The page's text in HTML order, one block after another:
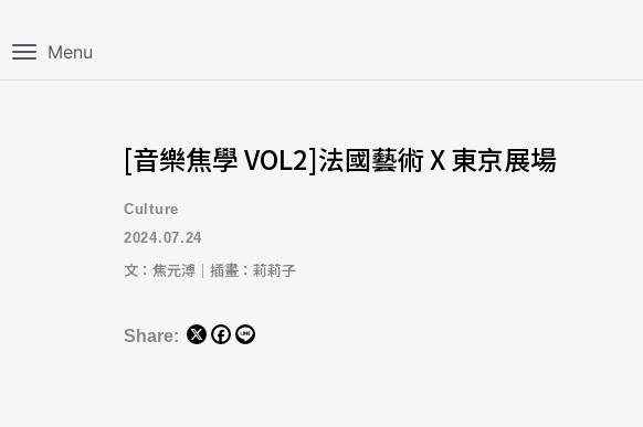
Menu
[音樂焦學 VOL2]法國藝術 X 東京展場
Culture
2024.07.24
文：焦元溥｜插畫：莉莉子
Share: